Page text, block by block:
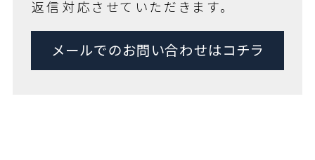
返信対応させていただきます。
メールでのお問い合わせはコチラ